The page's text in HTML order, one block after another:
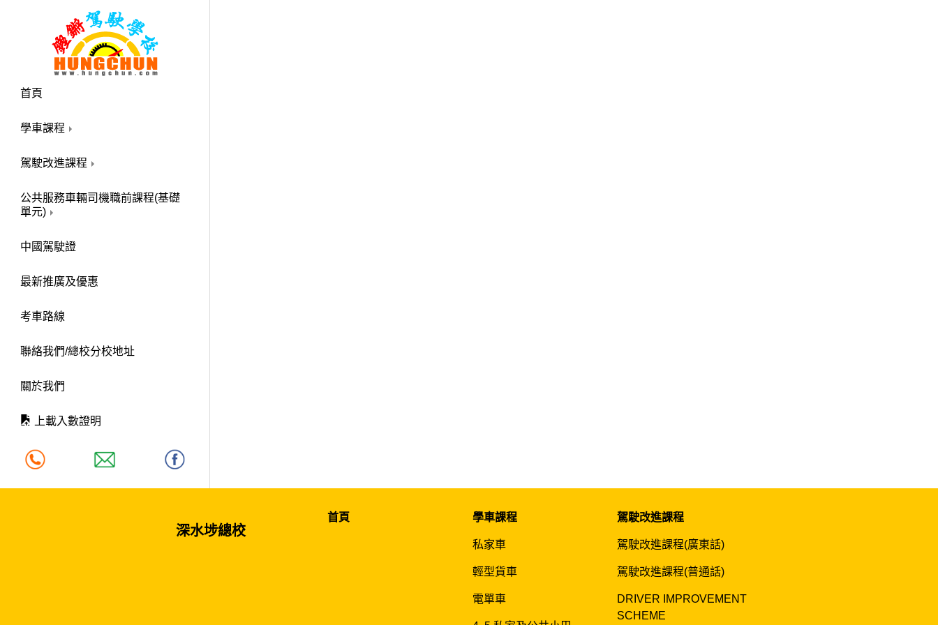
首頁
學車課程
駕駛改進課程
公共服務車輛司機職前課程(基礎
單元)
中國駕駛證
最新推廣及優惠
考車路線
聯絡我們/總校分校地址
關於我們
上載入數證明
深水埗總校
首頁 學車課程
私家車
輕型貨車
電單車
駕駛改進課程
駕駛改進課程(廣東話)
駕駛改進課程(普通話)
DRIVER IMPROVEMENT
SCHEME